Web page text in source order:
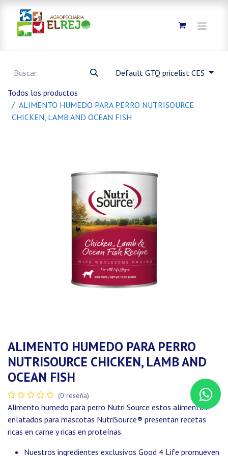
Default GTQ pricelist CES
Todos los productos
ALIMENTO HUMEDO PARA PERRO NUTRISOURCE
CHICKEN, LAMB AND OCEAN FISH
ALIMENTO HUMEDO PARA PERRO
NUTRISOURCE CHICKEN, LAMB AND
OCEAN FISH
(0 reseña)
Alimento humedo para perro Nutri Source estos alimentos
enlatados para mascotas NutriSource® presentan recetas
ricas en carne y ricas en proteínas.
Nuestros ingredientes exclusivos Good 4 Life promueven